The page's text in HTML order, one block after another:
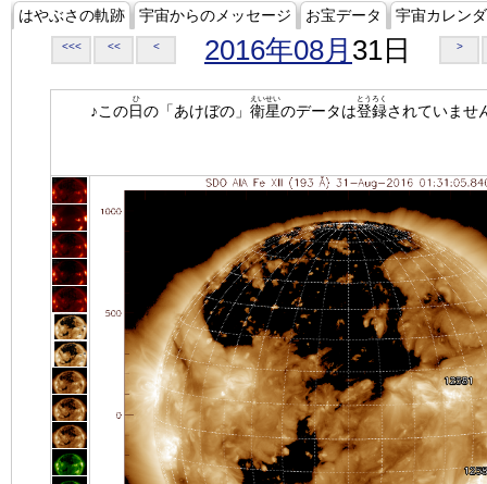
はやぶさの軌跡 宇宙からのメッセージ お宝データ 宇宙カレン
<<< << < 2016年08月 31日 >
♪この日
ひ
の「あけぼの」 衛星
えいせい
のデータは登録
とうろく
されていませ